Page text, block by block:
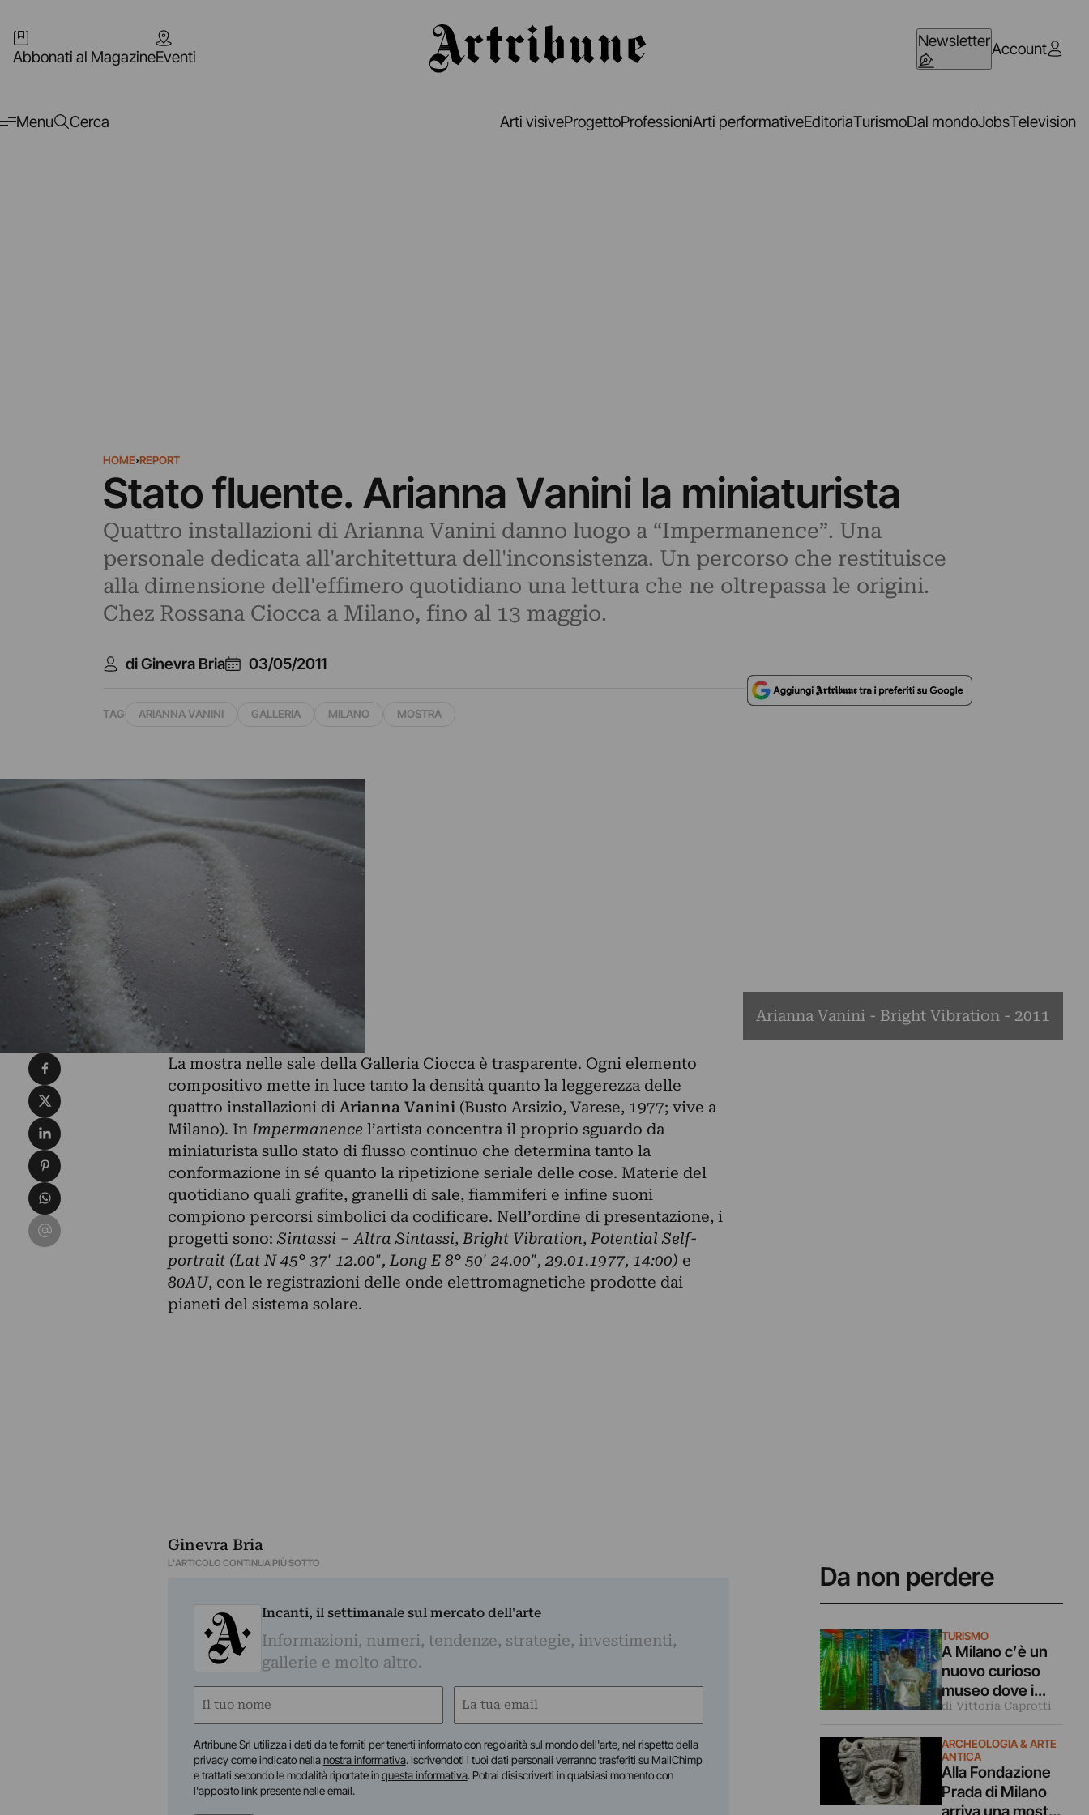
Abbonati al MagazineEventi
NewsletterAccount
Menu Cerca Arti visiveProgettoProfessioniArti performativeEditoriaTurismoDal mondoJobsTelevision
HOME›REPORT
Stato fluente. Arianna Vanini la miniaturista
Quattro installazioni di Arianna Vanini danno luogo a “Impermanence”. Una
personale dedicata all'architettura dell'inconsistenza. Un percorso che restituisce
alla dimensione dell'effimero quotidiano una lettura che ne oltrepassa le origini.
Chez Rossana Ciocca a Milano, fino al 13 maggio.
di Ginevra Bria 03/05/2011
TAG ARIANNA VANINI GALLERIA MILANO MOSTRA
Arianna Vanini - Bright Vibration - 2011
La mostra nelle sale della Galleria Ciocca è trasparente. Ogni elemento
compositivo mette in luce tanto la densità quanto la leggerezza delle
quattro installazioni di Arianna Vanini(Busto Arsizio, Varese, 1977; vive a
Milano). In Impermanence l’artista concentra il proprio sguardo da
miniaturista sullo stato di flusso continuo che determina tanto la
conformazione in sé quanto la ripetizione seriale delle cose. Materie del
quotidiano quali grafite, granelli di sale, fiammiferi e infine suoni
compiono percorsi simbolici da codificare. Nell’ordine di presentazione, i
progetti sono:Sintassi – Altra Sintassi, Bright Vibration, Potential Self-
portrait (Lat N 45° 37′ 12.00″, Long E 8° 50′ 24.00″, 29.01.1977, 14:00) e
80AU, con le registrazioni delle onde elettromagnetiche prodotte dai
pianeti del sistema solare.
Ginevra Bria
L'ARTICOLO CONTINUA PIÙ SOTTO
Incanti, il settimanale sul mercato dell'arte
Informazioni, numeri, tendenze, strategie, investimenti,
gallerie e molto altro.
Nome
Email
Artribune Srl utilizza i dati da te forniti per tenerti informato con regolarità sul mondo dell'arte, nel rispetto della
privacy come indicato nellanostra informativa. Iscrivendoti i tuoi dati personali verranno trasferiti su MailChimp
e trattati secondo le modalità riportate inquesta informativa. Potrai disiscriverti in qualsiasi momento con
l'apposito link presente nelle email.
Da non perdere
TURISMO
A Milano c’è un
nuovo curioso
museo dove i
nostri cinque
ingannati
di Vittoria Caprotti
ARCHEOLOGIA & ARTE
ANTICA
Alla Fondazione
Prada di Milano
Condividi su Facebook
Condividi su X
Condividi su LinkedIn
Condividi su Pinterest
Condividi su WhatsApp
Condividi su Email